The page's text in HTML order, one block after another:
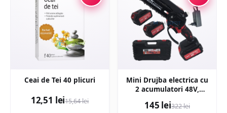
Ceai de Tei 40 plicuri
12,51 lei15,64 lei
Mini Drujba electrica cu
2 acumulatori 48V,
valiza transport,
145 lei322 lei